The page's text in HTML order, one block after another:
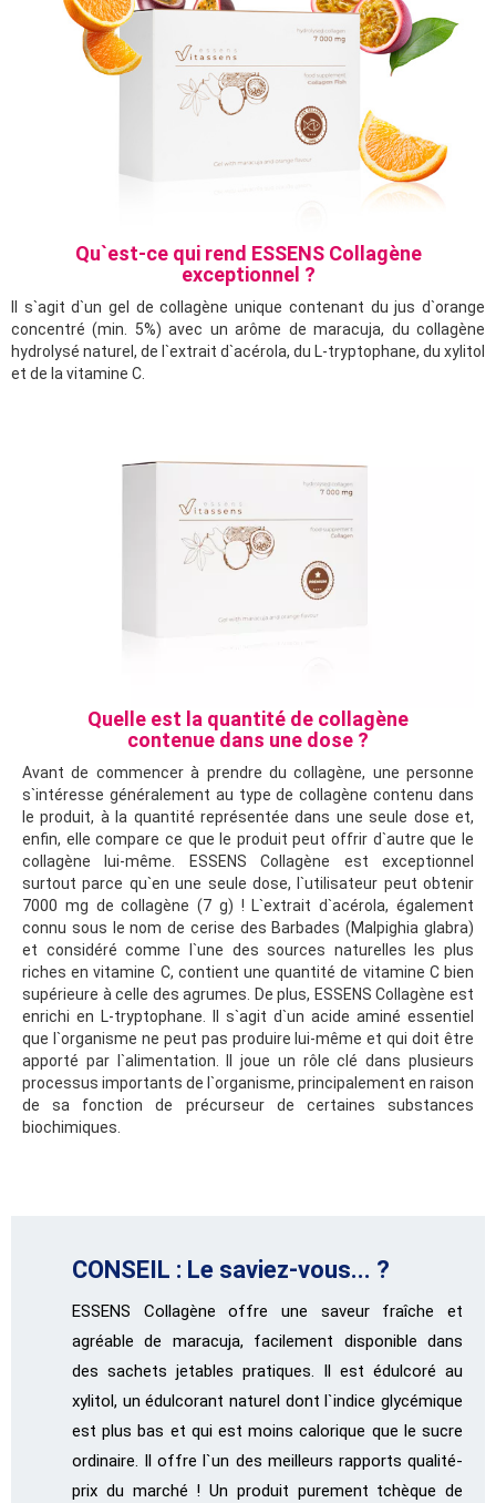
Qu`est-ce qui rend ESSENS Collagène
exceptionnel ?
Il s`agit d`un gel de collagène unique contenant du jus d`orange
concentré (min. 5%) avec un arôme de maracuja, du collagène
hydrolysé naturel, de l`extrait d`acérola, du L-tryptophane, du xylitol
et de la vitamine C.
Quelle est la quantité de collagène
contenue dans une dose ?
Avant de commencer à prendre du collagène, une personne
s`intéresse généralement au type de collagène contenu dans
le produit, à la quantité représentée dans une seule dose et,
enfin, elle compare ce que le produit peut offrir d`autre que le
collagène lui-même. ESSENS Collagène est exceptionnel
surtout parce qu`en une seule dose, l`utilisateur peut obtenir
7000 mg de collagène (7 g) ! L`extrait d`acérola, également
connu sous le nom de cerise des Barbades (Malpighia glabra)
et considéré comme l`une des sources naturelles les plus
riches en vitamine C, contient une quantité de vitamine C bien
supérieure à celle des agrumes. De plus, ESSENS Collagène est
enrichi en L-tryptophane. Il s`agit d`un acide aminé essentiel
que l`organisme ne peut pas produire lui-même et qui doit être
apporté par l`alimentation. Il joue un rôle clé dans plusieurs
processus importants de l`organisme, principalement en raison
de sa fonction de précurseur de certaines substances
biochimiques.
CONSEIL : Le saviez-vous... ?
ESSENS Collagène offre une saveur fraîche et
agréable de maracuja, facilement disponible dans
des sachets jetables pratiques. Il est édulcoré au
xylitol, un édulcorant naturel dont l`indice glycémique
est plus bas et qui est moins calorique que le sucre
ordinaire. Il offre l`un des meilleurs rapports qualité-
prix du marché ! Un produit purement tchèque de